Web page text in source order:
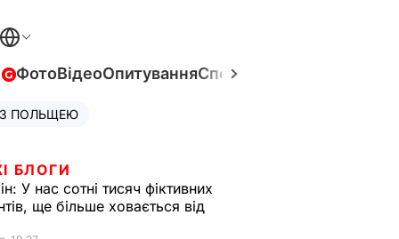
ФотоВідеоОпитуванняСпецпроєкти
ПОЛЬЩЕЮ
БЛОГИ
У нас сотні тисяч фіктивних
ще більше ховається від